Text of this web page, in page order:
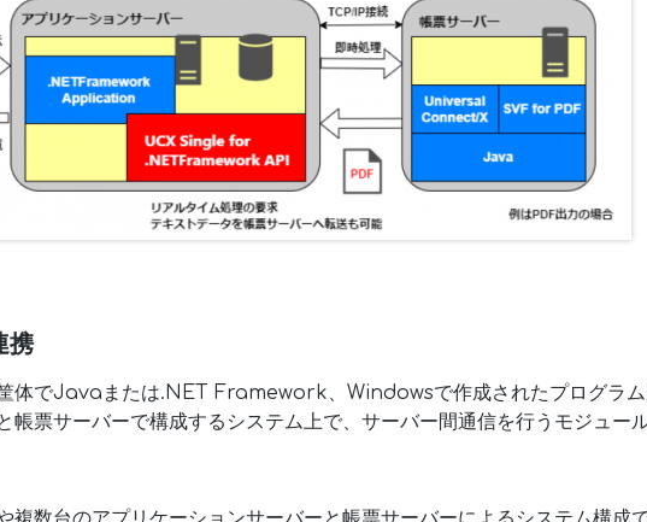
携
体でJavaまたは.NET Framework、Windowsで作成されたプログラム
帳票サーバーで構成するシステム上で、サーバー間通信を行うモジュー